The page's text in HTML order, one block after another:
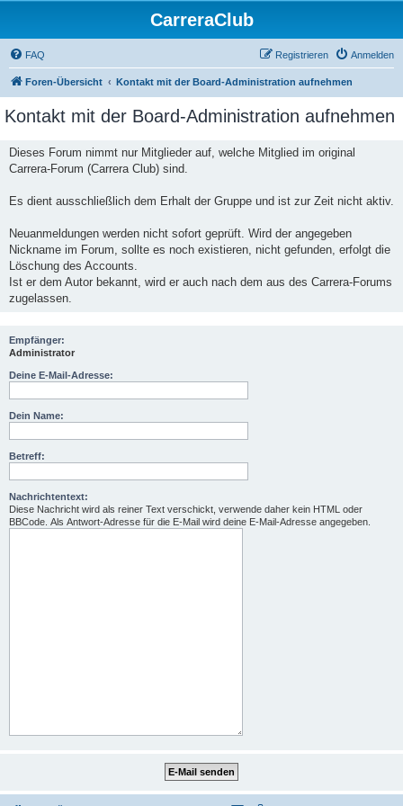
CarreraClub
FAQ Anmelden
Registrieren
Foren-Übersicht Kontakt mit der Board-Administration aufnehmen
Kontakt mit der Board-Administration aufnehmen
Dieses Forum nimmt nur Mitglieder auf, welche Mitglied im original
Carrera-Forum (Carrera Club) sind.
Es dient ausschließlich dem Erhalt der Gruppe und ist zur Zeit nicht aktiv.
Neuanmeldungen werden nicht sofort geprüft. Wird der angegeben
Nickname im Forum, sollte es noch existieren, nicht gefunden, erfolgt die
Löschung des Accounts.
Ist er dem Autor bekannt, wird er auch nach dem aus des Carrera-Forums
zugelassen.
Empfänger:
Administrator
Deine E-Mail-Adresse:
Dein Name:
Betreff:
Nachrichtentext:
Diese Nachricht wird als reiner Text verschickt, verwende daher kein HTML oder
BBCode. Als Antwort-Adresse für die E-Mail wird deine E-Mail-Adresse angegeben.